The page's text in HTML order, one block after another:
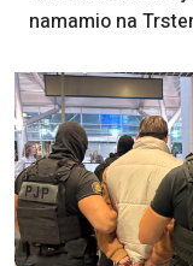
namamio na